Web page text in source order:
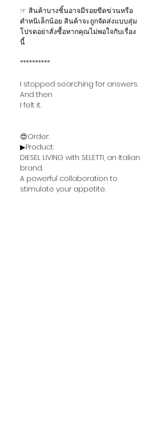
☞ สินค้าบางชิ้นอาจมีรอยขีดข่วนหรือ
ตำหนิเล็กน้อย สินค้าจะถูกจัดส่งแบบสุ่ม
โปรดอย่าสั่งซื้อหากคุณไม่พอใจกับเรื่อง
นี้
**********
I stopped searching for answers.
And then
I felt it.
😍Order:
▶Product:
DIESEL LIVING with SELETTI, an Italian
brand.
A powerful collaboration to
stimulate your appetite.